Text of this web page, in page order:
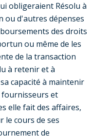
obligeraient Résolu à
ou d'autres dépenses
des droits
ou même de les
de la transaction
à retenir et à
capacité à maintenir
fournisseurs et
elle fait des affaires,
le cours de ses
de